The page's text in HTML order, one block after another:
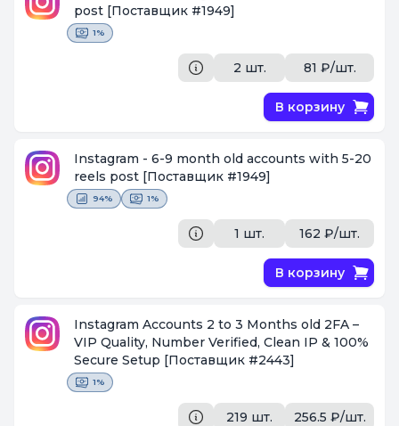
post [Поставщик #1949]
1%
2 шт. 81 ₽/шт.
В корзину
Instagram - 6-9 month old accounts with 5-20
reels post [Поставщик #1949]
94% 1%
1 шт. 162 ₽/шт.
В корзину
Instagram Accounts 2 to 3 Months old 2FA –
VIP Quality, Number Verified, Clean IP & 100%
Secure Setup [Поставщик #2443]
1%
219 шт. 256.5 ₽/шт.